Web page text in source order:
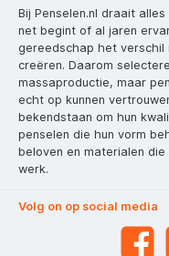
Bij Penselen.nl draait
net begint of al jaren
gereedschap het verschil
creëren. Daarom
massaproductie, maar
echt op kunnen
bekendstaan om hun
penselen die hun vorm
beloven en materialen
werk.
Volg on op social media